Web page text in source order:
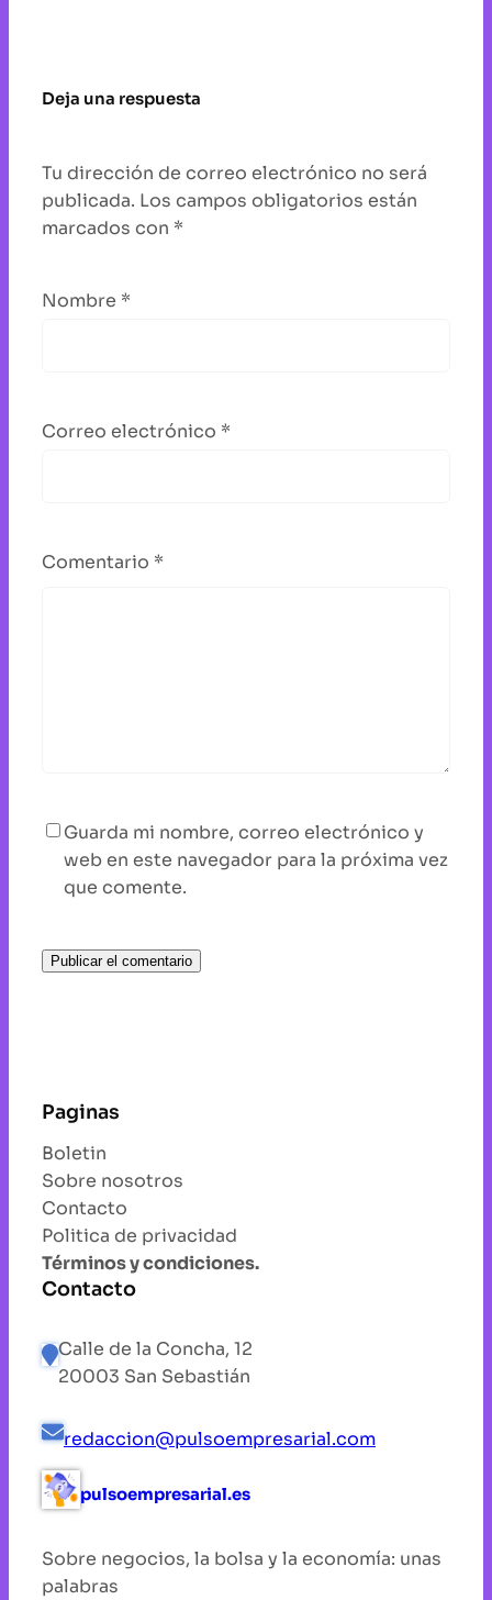
Deja una respuesta
Tu dirección de correo electrónico no será
publicada. Los campos obligatorios están
marcados con *
Nombre *
Correo electrónico *
Comentario *
Guarda mi nombre, correo electrónico y
web en este navegador para la próxima vez
que comente.
Paginas
Boletin
Sobre nosotros
Contacto
Politica de privacidad
Términos y condiciones.
Contacto
Calle de la Concha, 12
20003 San Sebastián
redaccion@pulsoempresarial.com
pulsoempresarial.es
Sobre negocios, la bolsa y la economía: unas
palabras